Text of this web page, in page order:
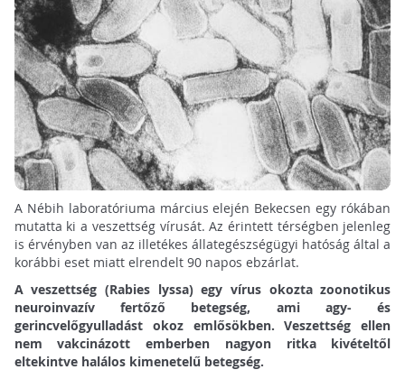
A Nébih laboratóriuma március elején Bekecsen egy rókában
mutatta ki a veszettség vírusát. Az érintett térségben jelenleg
is érvényben van az illetékes állategészségügyi hatóság által a
korábbi eset miatt elrendelt 90 napos ebzárlat.
A veszettség (Rabies lyssa) egy vírus okozta zoonotikus
neuroinvazív fertőző betegség, ami agy- és
gerincvelőgyulladást okoz emlősökben. Veszettség ellen
nem vakcinázott emberben nagyon ritka kivételtől
eltekintve halálos kimenetelű betegség.